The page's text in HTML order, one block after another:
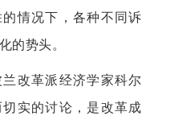
情况下，各种不同诉
的势头。
改革派经济学家科尔
实的讨论，是改革成